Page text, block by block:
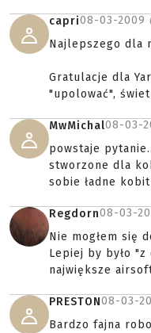
capri08-03-2009
Najlepszego dla
Gratulacje dla
"upolować",
MwMichal08-03-
powstaje
stworzone dla
sobie ładne
Regdorn08-03-
Nie mogłem się
Lepiej by było
największe
PRESTON08-03-
Bardzo fajna